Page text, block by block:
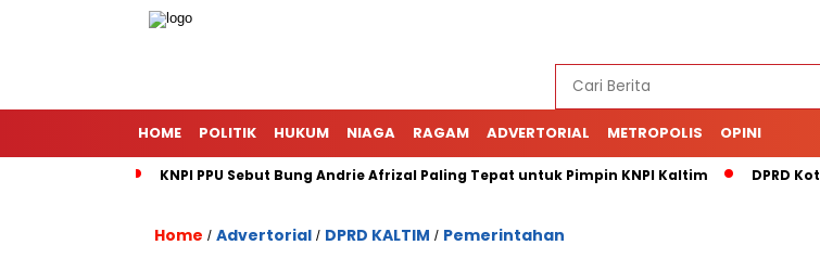
HOME POLITIK HUKUM NIAGA RAGAM ADVERTORIAL METROPOLIS OPINI
KNPI PPU Sebut Bung Andrie Afrizal Paling Tepat untuk Pimpin KNPI Kaltim DPRD
Home / Advertorial / DPRD KALTIM / Pemerintahan